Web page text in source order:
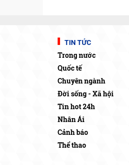
TIN TỨC
Trong nước
Quốc tế
Chuyên ngành
Đời sống - Xã hội
Tin hot 24h
Nhân Ái
Cảnh báo
Thể thao